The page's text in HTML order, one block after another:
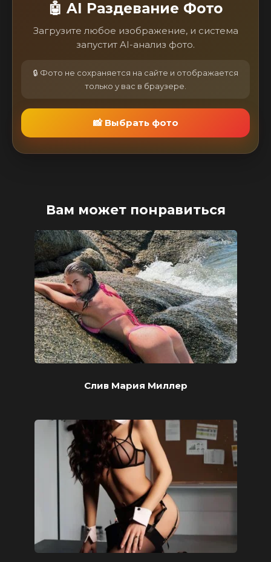
🤖 AI Раздевание Фото
Загрузите любое изображение, и система
запустит AI-анализ фото.
🔒 Фото не сохраняется на сайте и отображается
только у вас в браузере.
📸 Выбрать фото
Вам может понравиться
Слив Мария Миллер